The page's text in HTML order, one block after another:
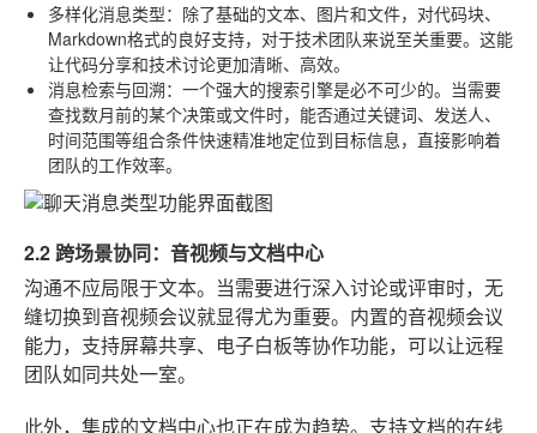
多样化消息类型：除了基础的文本、图片和文件，对代码块、
Markdown格式的良好支持，对于技术团队来说至关重要。这能
让代码分享和技术讨论更加清晰、高效。
消息检索与回溯：一个强大的搜索引擎是必不可少的。当需要
查找数月前的某个决策或文件时，能否通过关键词、发送人、
时间范围等组合条件快速精准地定位到目标信息，直接影响着
团队的工作效率。
2.2 跨场景协同：音视频与文档中心
沟通不应局限于文本。当需要进行深入讨论或评审时，无
缝切换到音视频会议就显得尤为重要。内置的音视频会议
能力，支持屏幕共享、电子白板等协作功能，可以让远程
团队如同共处一室。
此外，集成的文档中心也正在成为趋势。支持文档的在线